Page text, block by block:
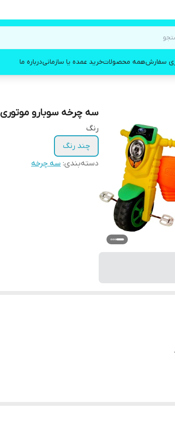
سفارشهمه محصولاتخرید عمده یا سازمانیدرباره ما
سه چرخه سوبارو موتوری
رنگ
چند رنگ
دسته‌بندی: سه‌ چرخه